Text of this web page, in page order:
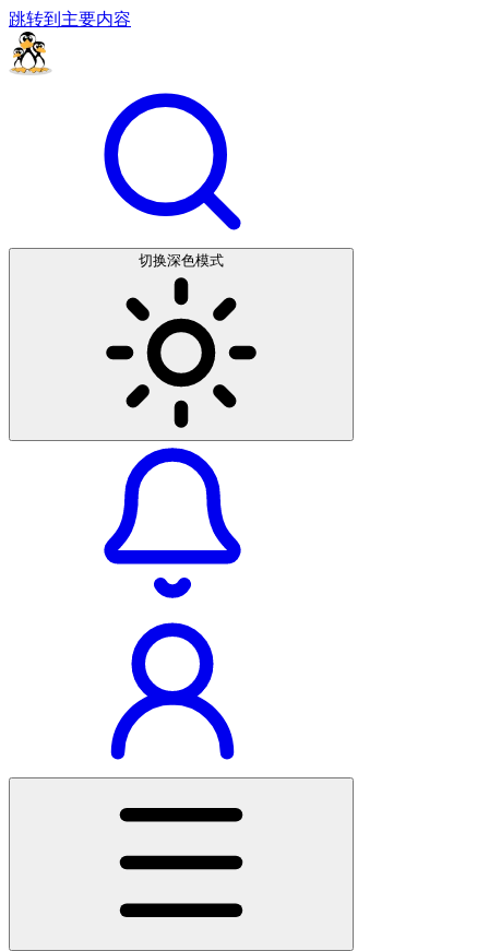
跳转到主要内容
切换深色模式